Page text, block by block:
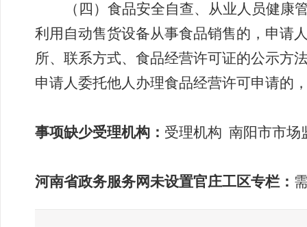
（四）食品安全自查、从业人员健
利用自动售货设备从事食品销售的，申请
所、联系方式、食品经营许可证的公示方
申请人委托他人办理食品经营许可申请的
事项缺少受理机构 ： 受理机构 南阳市市场
河南省政务服务网未设置官庄工区专栏：